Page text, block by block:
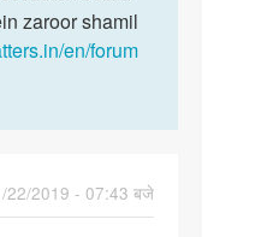
zaroor shamil
en/forum
22/2019 - 07:43 बजे